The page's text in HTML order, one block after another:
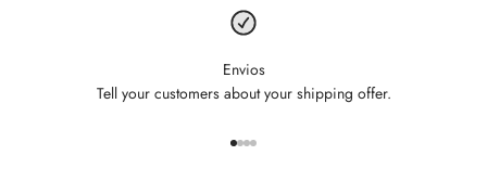
Envios
Tell your customers about your shipping offer.